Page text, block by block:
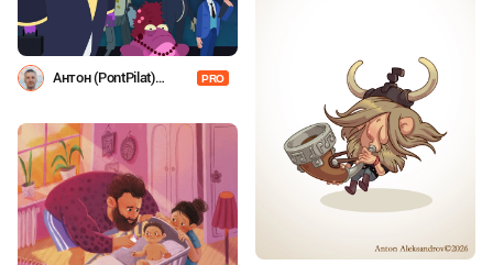
Антон (PontPilat)
PRO